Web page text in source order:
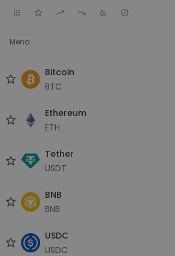
Mena
Bitcoin
BTC
Ethereum
ETH
Tether
USDT
BNB
BNB
USDC
USDC